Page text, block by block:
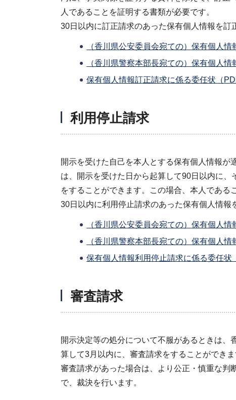
人であることを証明する書類が必要です。
30日以内に訂正請求のあった保有個人情報を訂
（香川県公安委員会宛ての）保有個人情
（香川県警察本部長宛ての）保有個人情
保有個人情報訂正請求に係る委任状（
利用停止請求
開示を受けた自己を本人とする保有個人情報が
は、開示を受けた日から起算して90日以内に
をすることができます。この場合、本人である
30日以内に利用停止請求のあった保有個人情報
（香川県公安委員会宛ての）保有個人
（香川県警察本部長宛ての）保有個人
保有個人情報利用停止請求に係る委任状
審査請求
開示決定等の処分について不服があるときは
算して3月以内に、審査請求をすることができま
審査請求があった場合は、より公正・慎重な判
で、裁決を行います。